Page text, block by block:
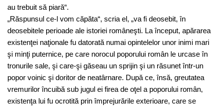
au trebuit să piară“.
„Răspunsul ce-l vom căpăta“, scria el, „va fi deosebit, în
deosebitele perioade ale istoriei româneşti. La început, apărarea
existenţei naţionale fu datorată numai opintelelor unor inimi mari
şi minţi puternice, pe care norocul poporului român le urcase în
tronurile sale, şi care-şi găseau un sprijin şi un răsunet într-un
popor voinic şi doritor de neatârnare. După ce, însă, greutatea
vremurilor încuibă sub jugul ei firea de oţel a poporului român,
existenţa lui fu ocrotită prin împrejurările exterioare, care se